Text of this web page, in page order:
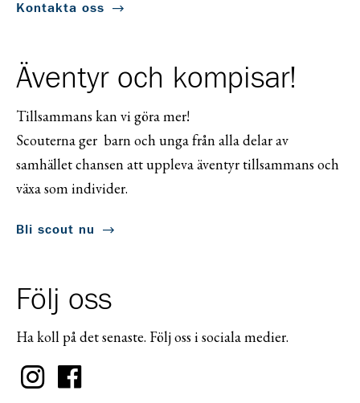
Kontakta oss
Äventyr och kompisar!
Tillsammans kan vi göra mer!
Scouterna ger barn och unga från alla delar av
samhället chansen att uppleva äventyr tillsammans och
växa som individer.
Bli scout nu
Följ oss
Ha koll på det senaste. Följ oss i sociala medier.